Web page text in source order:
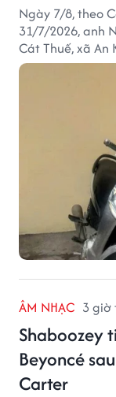
Ngày 7/8, theo
31/7/2026, anh
Cát Thuế, xã An
việc bị mất trộm
xe còn có
ÂM NHẠC 3 giờ
Shaboozey
Beyoncé
Carter